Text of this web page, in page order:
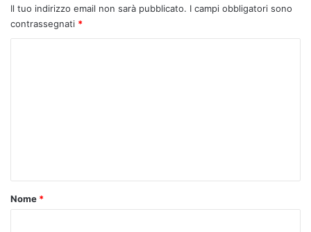
Il tuo indirizzo email non sarà pubblicato. I campi obbligatori sono
contrassegnati *
o
Nome *